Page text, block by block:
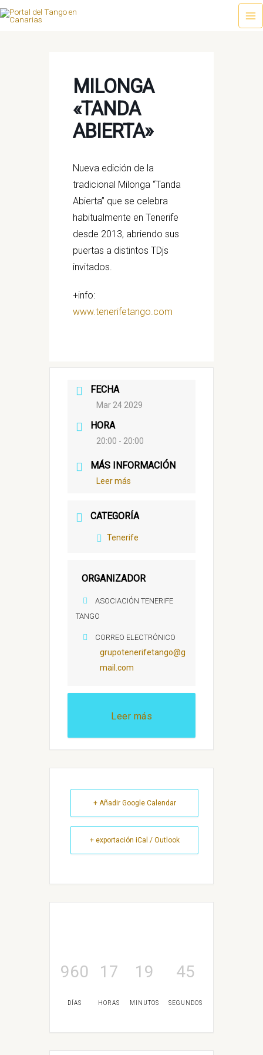
Ir
MILONGA
«TANDA
ABIERTA»
Nueva edición de la
tradicional Milonga “Tanda
Abierta” que se celebra
habitualmente en Tenerife
desde 2013, abriendo sus
puertas a distintos TDjs
invitados.
+info:
www.tenerifetango.com
FECHA
Mar 24 2029
HORA
20:00 - 20:00
MÁS INFORMACIÓN
Leer más
CATEGORÍA
Tenerife
ORGANIZADOR
ASOCIACIÓN TENERIFE
TANGO
CORREO ELECTRÓNICO
grupotenerifetango@g
mail.com
Leer más
+ Añadir Google Calendar
+ exportación iCal / Outlook
960
DÍAS
17
HORAS
19
MINUTOS
45
SEGUNDOS